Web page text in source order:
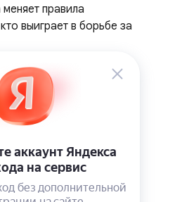
специалист Demis